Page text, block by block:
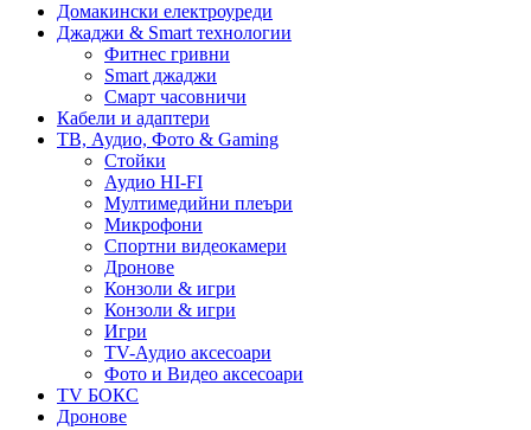
Домакински електроуреди
Джаджи & Smart технологии
Фитнес гривни
Smart джаджи
Смарт часовничи
Кабели и адаптери
ТВ, Аудио, Фото & Gaming
Стойки
Аудио HI-FI
Мултимедийни плеъри
Микрофони
Спортни видеокамери
Дронове
Конзоли & игри
Конзоли & игри
Игри
TV-Аудио аксесоари
Фото и Видео аксесоари
TV БОКС
Дронове